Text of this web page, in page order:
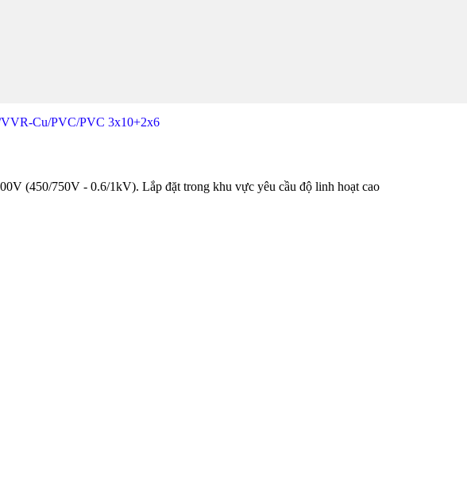
Cu/PVC/PVC 3x10+2x6
(450/750V - 0.6/1kV). Lắp đặt trong khu vực yêu cầu độ linh hoạt cao